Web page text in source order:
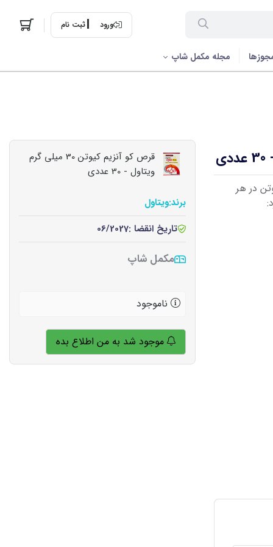
ورود ثبت نام
مجله مکمل شاپ
آنزیم کیوتن در هر
قرص کو آنزیم کیوتن 30 میلی گرم
ویتاول - 30 عددی
برند:ویتاول
تاریخ انقضا :06/2027
مکمل شاپ
ناموجود
موجود شد به من اطلاع بده